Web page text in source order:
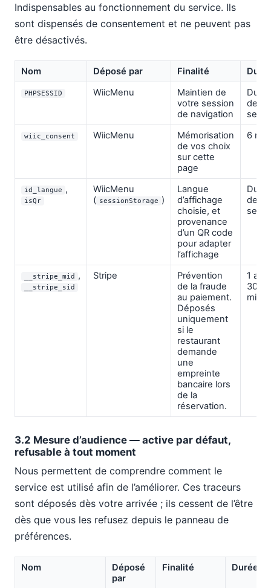
Indispensables au fonctionnement du service. Ils
sont dispensés de consentement et ne peuvent pas
être désactivés.
Nom Déposé par Finalité
PHPSESSID WiicMenu
Maintien de
votre session
de navigation
de la
wiic_consent WiicMenu
Mémorisation
de vos choix
sur cette
page
6
id_langue ,
isQr
WiicMenu
( sessionStorage )
Langue
d’affichage
choisie, et
provenance
d’un QR code
pour adapter
l’affichage
de la
__stripe_mid ,
__stripe_sid
Stripe
Prévention
de la fraude
au paiement.
Déposés
uniquement
si le
restaurant
demande
une
empreinte
bancaire lors
de la
réservation.
1 an /
30
3.2 Mesure d’audience — active par défaut,
refusable à tout moment
Nous permettent de comprendre comment le
service est utilisé afin de l’améliorer. Ces traceurs
sont déposés dès votre arrivée ; ils cessent de l’être
dès que vous les refusez depuis le panneau de
préférences.
Nom
Déposé
par
Finalité Durée